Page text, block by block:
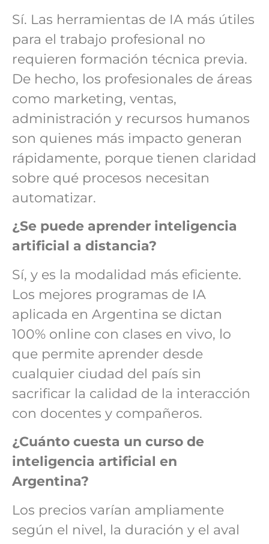
Sí. Las herramientas de IA más útiles
para el trabajo profesional no
requieren formación técnica previa.
De hecho, los profesionales de áreas
como marketing, ventas,
administración y recursos humanos
son quienes más impacto generan
rápidamente, porque tienen claridad
sobre qué procesos necesitan
automatizar.
¿Se puede aprender inteligencia
artificial a distancia?
Sí, y es la modalidad más eficiente.
Los mejores programas de IA
aplicada en Argentina se dictan
100% online con clases en vivo, lo
que permite aprender desde
cualquier ciudad del país sin
sacrificar la calidad de la interacción
con docentes y compañeros.
¿Cuánto cuesta un curso de
inteligencia artificial en
Argentina?
Los precios varían ampliamente
según el nivel, la duración y el aval